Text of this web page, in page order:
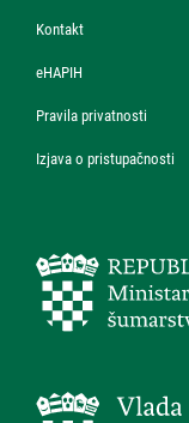
Kontakt
eHAPIH
Pravila privatnosti
Izjava o pristupačnosti